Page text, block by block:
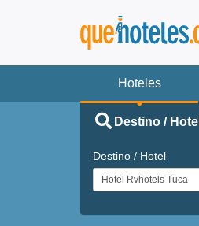
Hoteles
Destino / Hotel
Destino / Hotel